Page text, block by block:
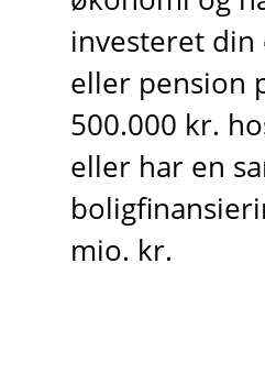
investeret din
eller pension
500.000 kr.
eller har en
mio. kr.